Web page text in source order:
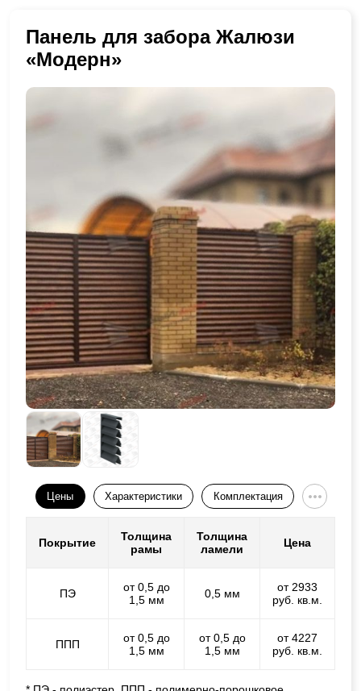
Панель для забора Жалюзи
«Модерн»
Цены Характеристики Комплектация
Покрытие
Толщина
рамы
Толщина
ламели
Цена
ПЭ
от 0,5 до
1,5 мм
0,5 мм
от 2933
руб. кв.м.
ППП
от 0,5 до
1,5 мм
от 0,5 до
1,5 мм
от 4227
руб. кв.м.